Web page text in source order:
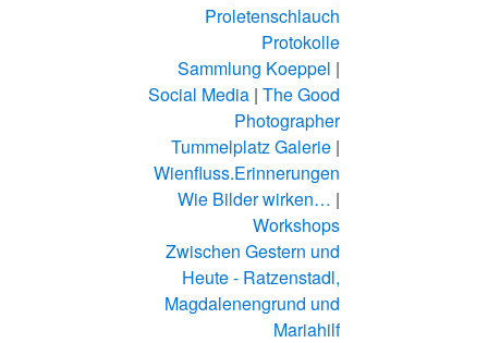
Proletenschlauch
Protokolle
Sammlung Koeppel |
Social Media |The Good
Photographer
Tummelplatz Galerie |
Wienfluss.Erinnerungen
Wie Bilder wirken… |
Workshops
Zwischen Gestern und
Heute - Ratzenstadl,
Magdalenengrund und
Mariahilf